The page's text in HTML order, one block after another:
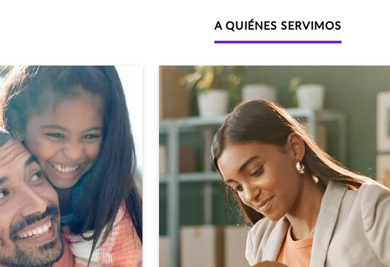
A QUIÉNES SERVIMOS